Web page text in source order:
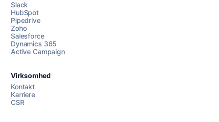
Chat med os
AI Campaign Assist
Slack
HubSpot
Pipedrive
Zoho
Salesforce
Dynamics 365
Active Campaign
Virksomhed
Kontakt
Karriere
CSR